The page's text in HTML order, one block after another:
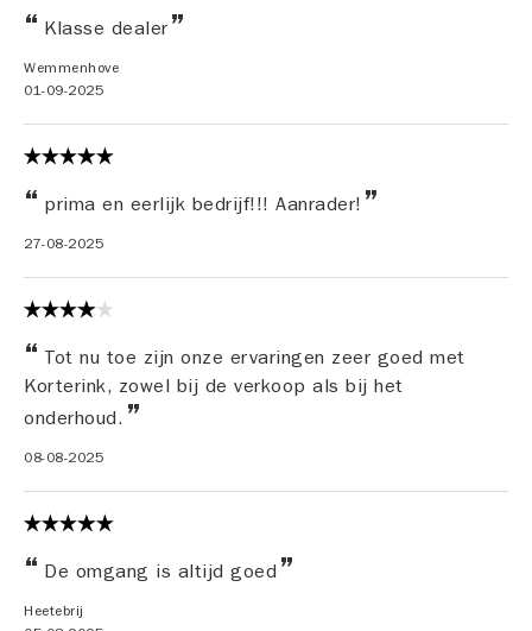
Klasse dealer
Wemmenhove
01-09-2025
prima en eerlijk bedrijf!!! Aanrader!
27-08-2025
Tot nu toe zijn onze ervaringen zeer goed met
Korterink, zowel bij de verkoop als bij het
onderhoud.
08-08-2025
De omgang is altijd goed
Heetebrij